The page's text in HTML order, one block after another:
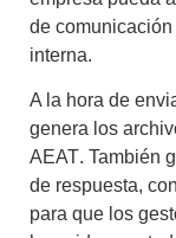
de
interna.
A la hora de
genera los
AEAT. También
de respuesta,
para que los